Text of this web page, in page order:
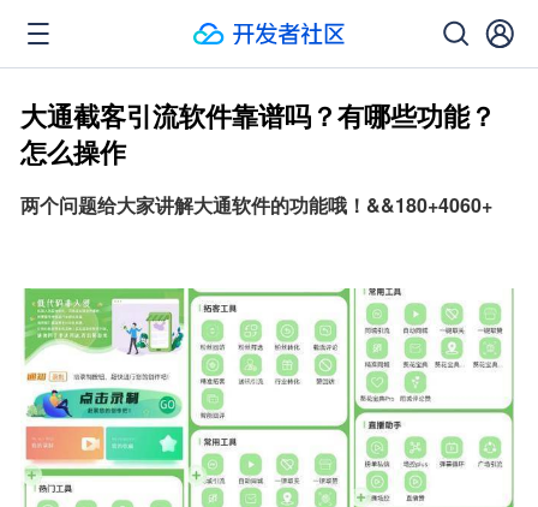
大通截客引流软件靠谱吗？有哪些功能？
怎么操作
两个问题给大家讲解大通软件的功能哦！&&180+4060+